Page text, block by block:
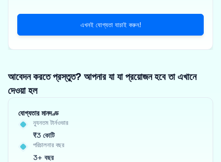
এখনই যোগ্যতা যাচাই করুন!
আবেদন করতে প্রস্তুত? আপনার যা যা প্রয়োজন হবে তা এখানে
দেওয়া হল
যোগ্যতার মানদণ্ড
ন্যূনতম টার্নওভার
₹3 কোটি
পরিচালনার বছর
3+ বছর